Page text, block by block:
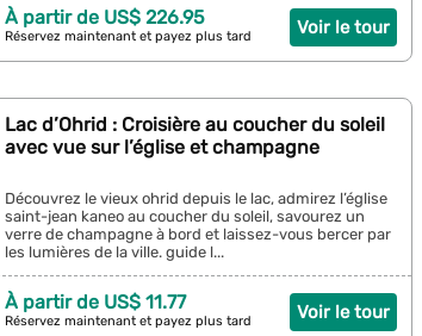
Voir le tour
À partir de US$ 226.95
Réservez maintenant et payez plus tard
Lac d’Ohrid : Croisière au coucher du soleil
avec vue sur l’église et champagne
Découvrez le vieux ohrid depuis le lac, admirez l’église
saint-jean kaneo au coucher du soleil, savourez un
verre de champagne à bord et laissez-vous bercer par
les lumières de la ville. guide l...
Voir le tour
À partir de US$ 11.77
Réservez maintenant et payez plus tard